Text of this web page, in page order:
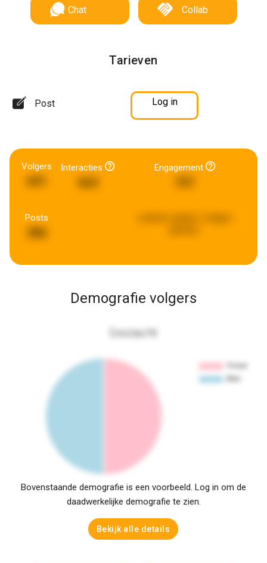
Chat Collab
Tarieven
Post Log in
Volgers Interacties
663
Engagement
Posts
386
Demografie volgers
Geslacht
Bovenstaande demografie is een voorbeeld. Log in om de
daadwerkelijke demografie te zien.
Bekijk alle details